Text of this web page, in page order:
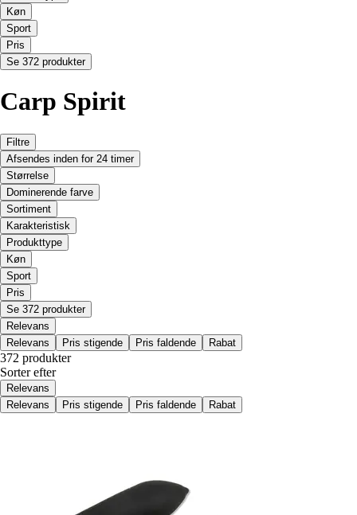
Køn
Sport
Pris
Se 372 produkter
Carp Spirit
Filtre
Afsendes inden for 24 timer
Størrelse
Dominerende farve
Sortiment
Karakteristisk
Produkttype
Køn
Sport
Pris
Se 372 produkter
Relevans
Relevans
Pris stigende Pris faldende Rabat
372 produkter
Sorter efter
Relevans
Relevans
Pris stigende Pris faldende Rabat